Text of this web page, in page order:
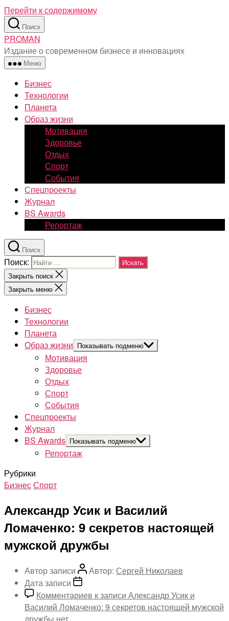
Перейти к содержимому
Поиск
PROMAN
Издание о современном бизнесе и инновациях
Меню
Бизнес
Технологии
Планета
Образ жизни
Мотивация
Здоровье
Отдых
Спорт
События
Спецпроекты
Журнал
BS Awards
Репортаж
Поиск
Поиск:
Закрыть поиск
Закрыть меню
Бизнес
Технологии
Планета
Образ жизни Показывать подменю
Мотивация
Здоровье
Отдых
Спорт
События
Спецпроекты
Журнал
BS Awards Показывать подменю
Репортаж
Рубрики
БизнесСпорт
Александр Усик и Василий
Ломаченко: 9 секретов настоящей
мужской дружбы
Автор записи Автор: Сергей Николаев
Дата записи
Комментариев к записи Александр Усик и
Василий Ломаченко: 9 секретов настоящей мужской
дружбы нет